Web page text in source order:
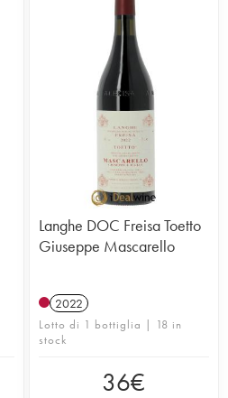
Langhe DOC Freisa Toetto
Giuseppe Mascarello
2022
Lotto di 1 bottiglia | 18 in
stock
36€